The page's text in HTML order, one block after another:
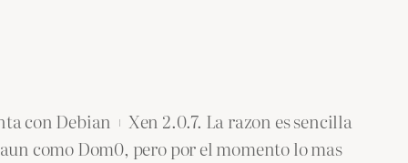
con Debian + Xen 2.0.7. La razon es sencilla
como Dom0, pero por el momento lo mas